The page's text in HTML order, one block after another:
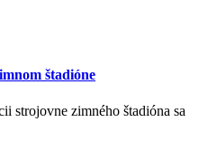
štadióne
strojovne zimného štadióna sa